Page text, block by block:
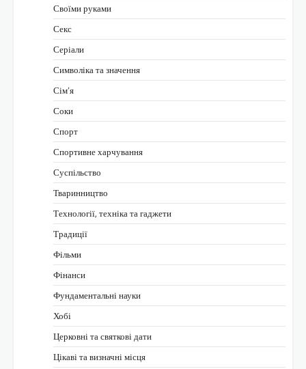
Своїми руками
Секс
Серіали
Символіка та значення
Сім’я
Соки
Спорт
Спортивне харчування
Суспільство
Тваринництво
Технології, техніка та гаджети
Традиції
Фільми
Фінанси
Фундаментальні науки
Хобі
Церковні та святкові дати
Цікаві та визначні місця